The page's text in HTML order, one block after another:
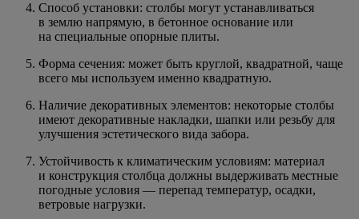
Способ установки: столбы могут устанавливаться
в землю напрямую, в бетонное основание или
на специальные опорные плиты.
Форма сечения: может быть круглой, квадратной, чаще
всего мы используем именно квадратную.
Наличие декоративных элементов: некоторые столбы
имеют декоративные накладки, шапки или резьбу для
улучшения эстетического вида забора.
Устойчивость к климатическим условиям: материал
и конструкция столбца должны выдерживать местные
погодные условия — перепад температур, осадки,
ветровые нагрузки.